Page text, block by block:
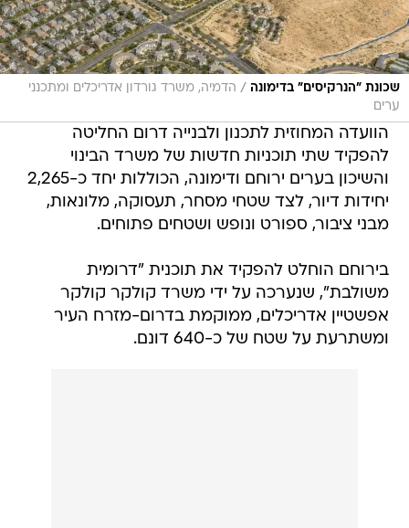
שכונת "הנרקיסים" בדימונה / הדמיה, משרד גורדון אדריכלים ומתכנני
ערים
הוועדה המחוזית לתכנון ולבנייה דרום החליטה
להפקיד שתי תוכניות חדשות של משרד הבינוי
והשיכון בערים ירוחם ודימונה, הכוללות יחד כ-2,265
יחידות דיור, לצד שטחי מסחר, תעסוקה, מלונאות,
מבני ציבור, ספורט ונופש ושטחים פתוחים.
בירוחם הוחלט להפקיד את תוכנית "דרומית
משולבת", שנערכה על ידי משרד קולקר קולקר
אפשטיין אדריכלים, ממוקמת בדרום-מזרח העיר
ומשתרעת על שטח של כ-640 דונם.